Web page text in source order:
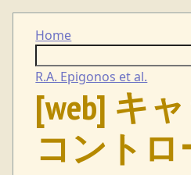
Home
R.A. Epigonos et al.
[web] キ
コントロ